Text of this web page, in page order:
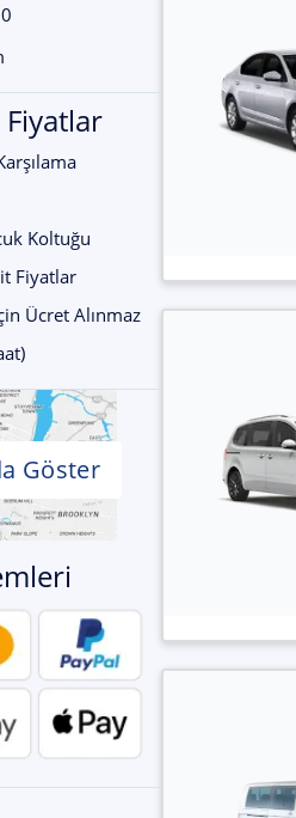
Koltuğu
Fiyatlar
Ücret Alınmaz
Göster